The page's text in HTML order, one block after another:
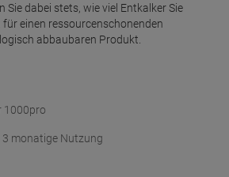
Sie dabei stets, wie viel Entkalker Sie
für einen ressourcenschonenden
abbaubaren Produkt.
1000pro
3 monatige Nutzung